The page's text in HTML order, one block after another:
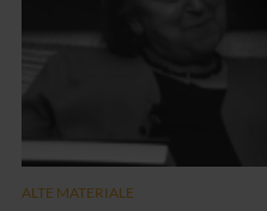
ALTE MATERIALE